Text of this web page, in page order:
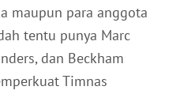
maupun para anggota
tentu punya Marc
dan Beckham
Timnas